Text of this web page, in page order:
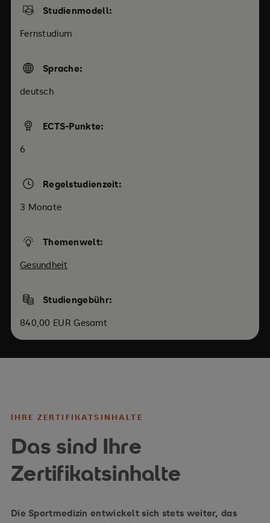
Studienmodell:
Fernstudium
Sprache:
deutsch
ECTS-Punkte:
6
Regelstudienzeit:
3 Monate
Themenwelt:
Gesundheit
Studiengebühr:
840,00 EUR Gesamt
IHRE ZERTIFIKATSINHALTE
Das sind Ihre
Zertifikatsinhalte
Die Sportmedizin entwickelt sich stets weiter, das